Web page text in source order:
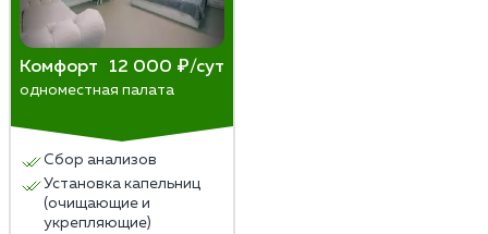
Комфорт 12 000 ₽/сут
одноместная палата
Сбор анализов
Установка капельниц
(очищающие и
укрепляющие)